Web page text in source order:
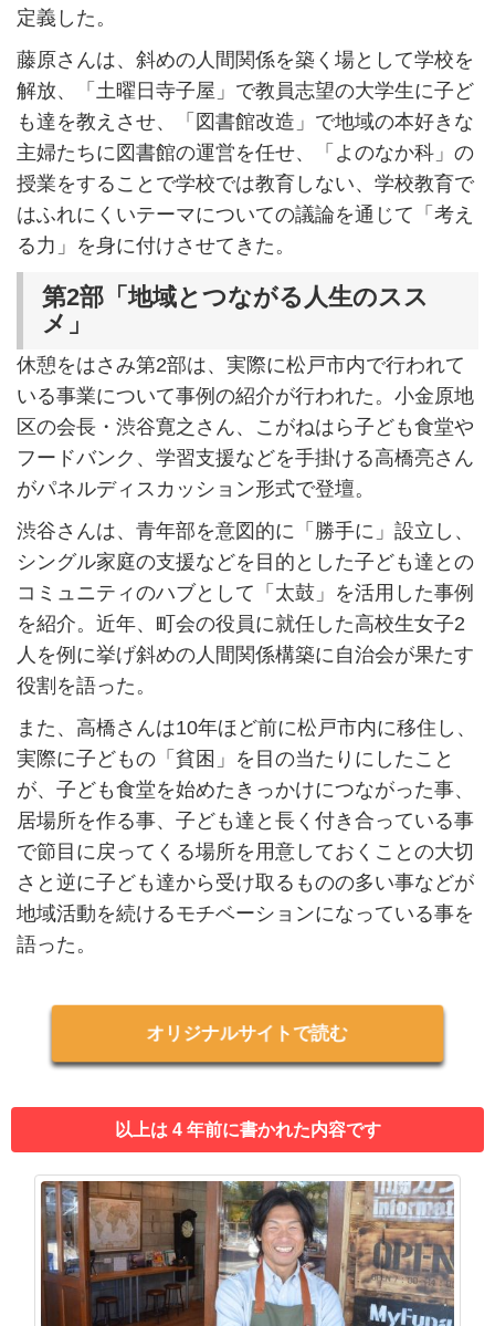
定義した。
藤原さんは、斜めの人間関係を築く場として学校を
解放、「土曜日寺子屋」で教員志望の大学生に子ど
も達を教えさせ、「図書館改造」で地域の本好きな
主婦たちに図書館の運営を任せ、「よのなか科」の
授業をすることで学校では教育しない、学校教育で
はふれにくいテーマについての議論を通じて「考え
る力」を身に付けさせてきた。
第2部「地域とつながる人生のスス
メ」
休憩をはさみ第2部は、実際に松戸市内で行われて
いる事業について事例の紹介が行われた。小金原地
区の会長・渋谷寛之さん、こがねはら子ども食堂や
フードバンク、学習支援などを手掛ける高橋亮さん
がパネルディスカッション形式で登壇。
渋谷さんは、青年部を意図的に「勝手に」設立し、
シングル家庭の支援などを目的とした子ども達との
コミュニティのハブとして「太鼓」を活用した事例
を紹介。近年、町会の役員に就任した高校生女子2
人を例に挙げ斜めの人間関係構築に自治会が果たす
役割を語った。
また、高橋さんは10年ほど前に松戸市内に移住し、
実際に子どもの「貧困」を目の当たりにしたこと
が、子ども食堂を始めたきっかけにつながった事、
居場所を作る事、子ども達と長く付き合っている事
で節目に戻ってくる場所を用意しておくことの大切
さと逆に子ども達から受け取るものの多い事などが
地域活動を続けるモチベーションになっている事を
語った。
オリジナルサイトで読む
以上は 4 年前に書かれた内容です